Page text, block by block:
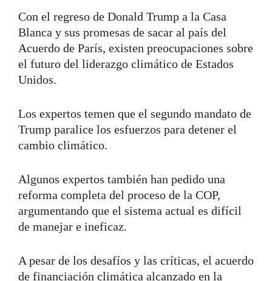
Con el regreso de Donald Trump a la Casa
Blanca y sus promesas de sacar al país del
Acuerdo de París, existen preocupaciones sobre
el futuro del liderazgo climático de Estados
Unidos.
Los expertos temen que el segundo mandato de
Trump paralice los esfuerzos para detener el
cambio climático.
Algunos expertos también han pedido una
reforma completa del proceso de la COP,
argumentando que el sistema actual es difícil
de manejar e ineficaz.
A pesar de los desafíos y las críticas, el acuerdo
de financiación climática alcanzado en la